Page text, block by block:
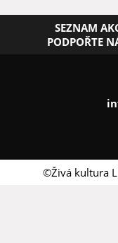
SEZNAM
PODPOŘTE
©Živá kultura